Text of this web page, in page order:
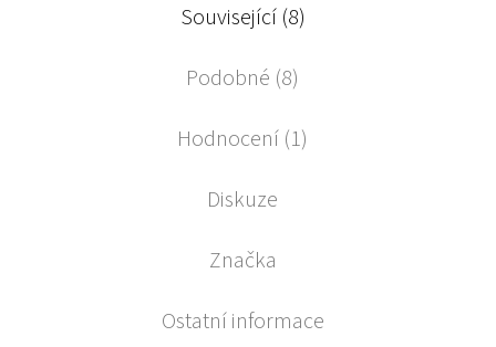
Související (8)
Podobné (8)
Hodnocení (1)
Diskuze
Značka
Ostatní informace